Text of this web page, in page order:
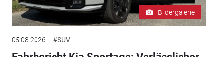
Bildergalerie
05.08.2026 #SUV